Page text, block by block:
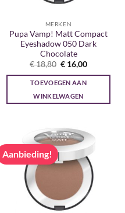
MERKEN
Pupa Vamp! Matt Compact
Eyeshadow 050 Dark
Chocolate
€18,80 Oorspronkelijke
prijs
was:
€ 18,80.
€ 16,00Huidige
is:
TOEVOEGEN AAN
WINKELWAGEN
Aanbieding!